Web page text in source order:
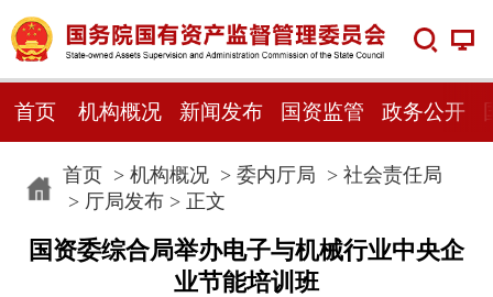
首页 机构概况 新闻发布 国资监管 政务公开
首页> 机构概况> 委内厅局 > 社会责任局
> 厅局发布> 正文
国资委综合局举办电子与机械行业中央企
业节能培训班